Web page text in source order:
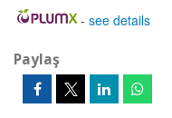
- see details
Paylaş